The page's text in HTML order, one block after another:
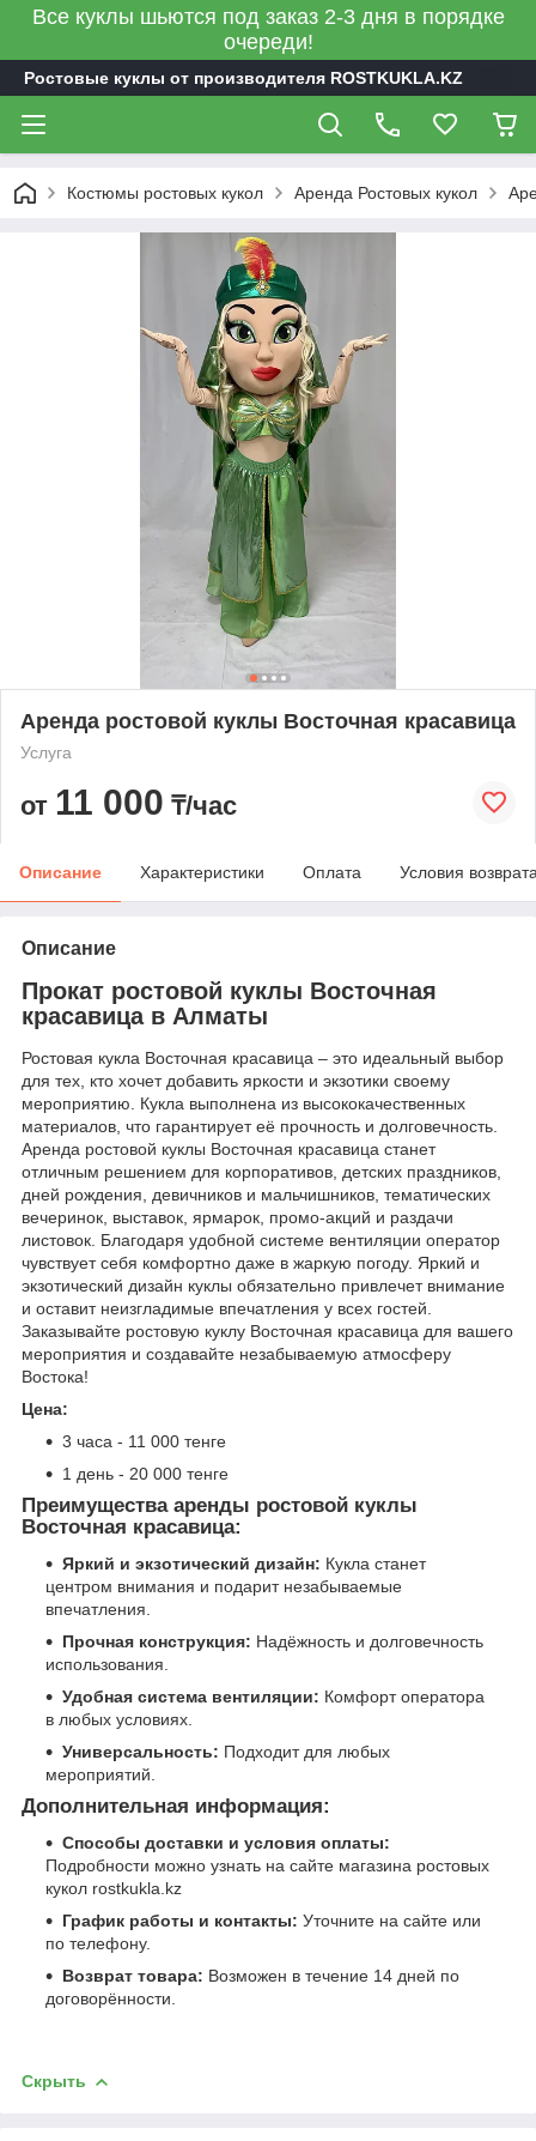
Все куклы шьются под заказ 2-3 дня в порядке
очереди!
Ростовые куклы от производителя ROSTKUKLA.KZ
Костюмы ростовых кукол Аренда Ростовых кукол
Аренда ростовой куклы Восточная красавица
Услуга
от 11 000 ₸/час
Описание Характеристики Оплата Условия
Описание
Прокат ростовой куклы Восточная
красавица в Алматы
Ростовая кукла Восточная красавица – это идеальный выбор
для тех, кто хочет добавить яркости и экзотики своему
мероприятию. Кукла выполнена из высококачественных
материалов, что гарантирует её прочность и долговечность.
Аренда ростовой куклы Восточная красавица станет
отличным решением для корпоративов, детских праздников,
дней рождения, девичников и мальчишников, тематических
вечеринок, выставок, ярмарок, промо-акций и раздачи
листовок. Благодаря удобной системе вентиляции оператор
чувствует себя комфортно даже в жаркую погоду. Яркий и
экзотический дизайн куклы обязательно привлечет внимание
и оставит неизгладимые впечатления у всех гостей.
Заказывайте ростовую куклу Восточная красавица для вашего
мероприятия и создавайте незабываемую атмосферу
Востока!
Цена:
3 часа - 11 000 тенге
1 день - 20 000 тенге
Преимущества аренды ростовой куклы
Восточная красавица:
Яркий и экзотический дизайн: Кукла станет
центром внимания и подарит незабываемые
впечатления.
Прочная конструкция: Надёжность и долговечность
использования.
Удобная система вентиляции: Комфорт оператора
в любых условиях.
Универсальность: Подходит для любых
мероприятий.
Дополнительная информация:
Способы доставки и условия оплаты:
Подробности можно узнать на сайте магазина ростовых
кукол rostkukla.kz
График работы и контакты: Уточните на сайте или
по телефону.
Возврат товара: Возможен в течение 14 дней по
договорённости.
Скрыть